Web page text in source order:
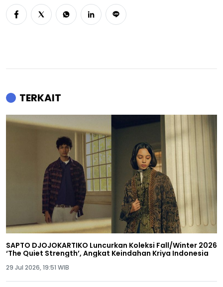
TERKAIT
SAPTO DJOJOKARTIKO Luncurkan Koleksi Fall/Winter 2026
‘The Quiet Strength’, Angkat Keindahan Kriya Indonesia
29 Jul 2026, 19:51 WIB